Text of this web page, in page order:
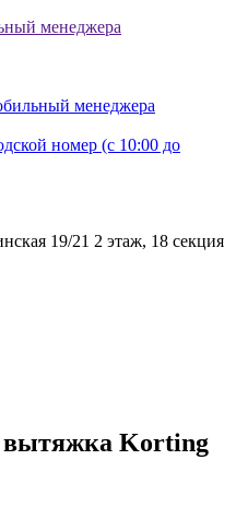
менеджера
менеджера
номер (с 10:00 до
19/21 2 этаж, 18 секция
вытяжка Korting